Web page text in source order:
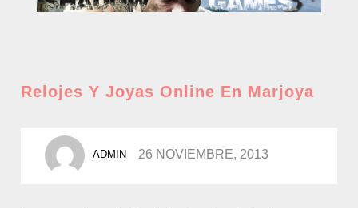
Relojes Y Joyas Online En Marjoya
BY
ADMIN 26 NOVIEMBRE, 2013